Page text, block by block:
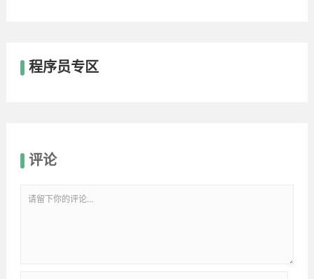
程序员专区
评论